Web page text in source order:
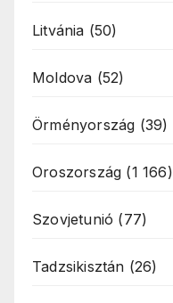
Litvánia (50)
Moldova (52)
Örményország (39)
Oroszország (1 166)
Szovjetunió (77)
Tadzsikisztán (26)